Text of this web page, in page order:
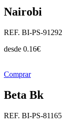
Nairobi
REF. BI-PS-91292
desde 0.16€
Comprar
Beta Bk
REF. BI-PS-81165